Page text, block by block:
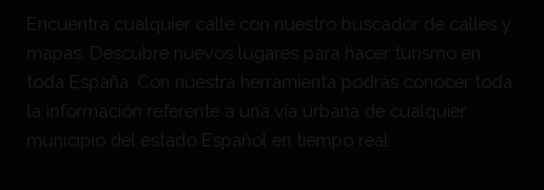
Encuentra cualquier calle con nuestro buscador de calles y
mapas. Descubre nuevos lugares para hacer turismo en
toda España. Con nuestra herramienta podrás conocer toda
la información referente a una vía urbana de cualquier
municipio del estado Español en tiempo real.